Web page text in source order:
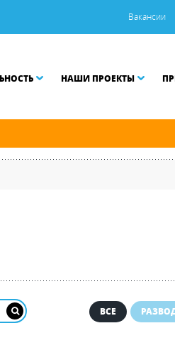
Вакансии
НАШИ ПРОЕКТЫ
ВСЕ